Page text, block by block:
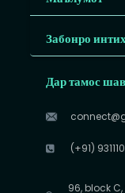
Забонро
Дар тамос
(+91)
96, block